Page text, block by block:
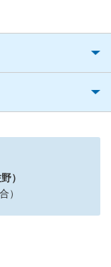
）
）